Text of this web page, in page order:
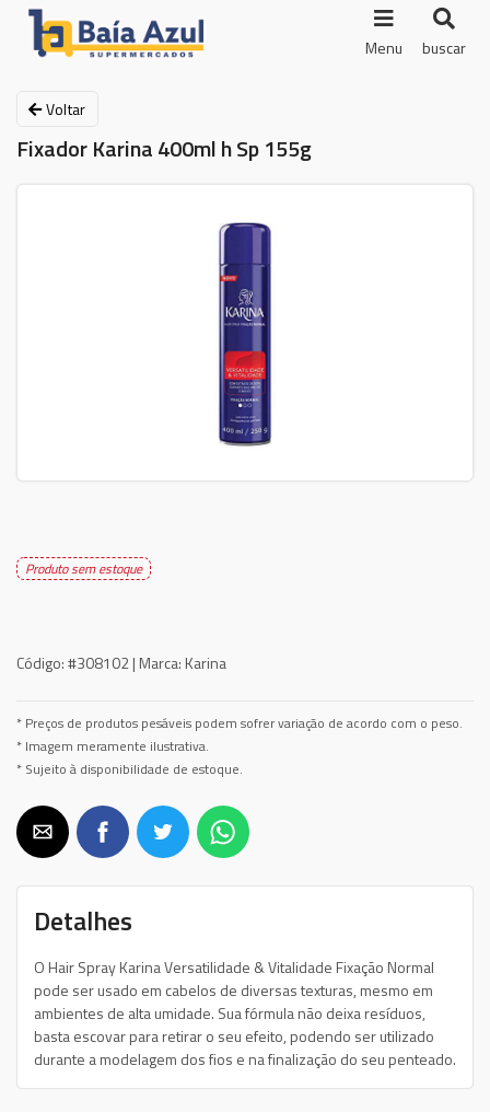
Menu buscar
Voltar
Fixador Karina 400ml h Sp 155g
Produto sem estoque
Código:#308102 | Marca: Karina
* Preços de produtos pesáveis podem sofrer variação de acordo com o peso.
* Imagem meramente ilustrativa.
* Sujeito à disponibilidade de estoque.
Detalhes
O Hair Spray Karina Versatilidade & Vitalidade Fixação Normal
pode ser usado em cabelos de diversas texturas, mesmo em
ambientes de alta umidade. Sua fórmula não deixa resíduos,
basta escovar para retirar o seu efeito, podendo ser utilizado
durante a modelagem dos fios e na finalização do seu penteado.